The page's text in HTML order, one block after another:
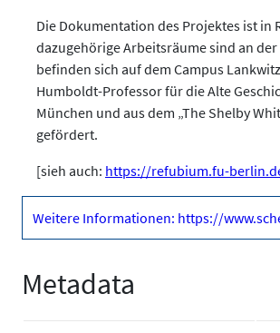
Die Dokumentation des Projektes ist
dazugehörige Arbeitsräume sind an
befinden sich auf dem Campus
Humboldt-Professor für die Alte
München und aus dem „The Shelby
gefördert.
[sieh auch: https://refubium.fu-
Weitere Informationen: https://
Metadata